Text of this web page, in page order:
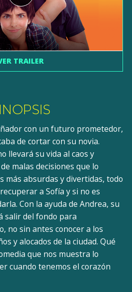
TRAILER
con un futuro prometedor,
de cortar con su novia.
llevará su vida al caos y
malas decisiones que lo
más absurdas y divertidas, todo
a Sofía y si no es
Con la ayuda de Andrea, su
salir del fondo para
no sin antes conocer a los
y alocados de la ciudad. Qué
que nos muestra lo
cuando tenemos el corazón